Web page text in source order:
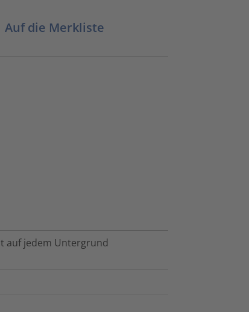
Auf die Merkliste
auf jedem Untergrund